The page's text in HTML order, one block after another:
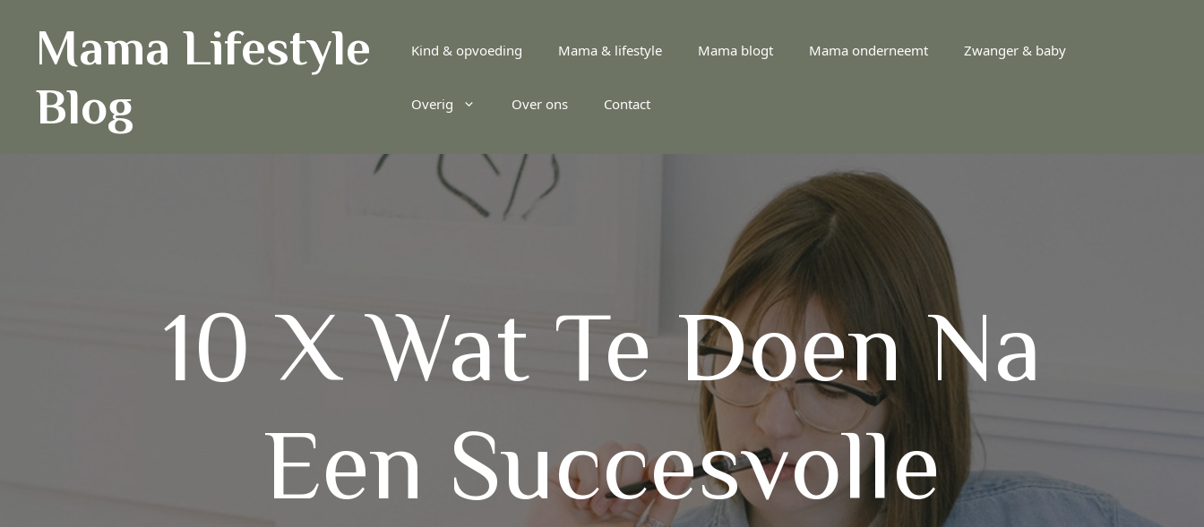
Mama Lifestyle
Blog
Kind & opvoeding Mama & lifestyle Mama blogt Mama onderneemt Zwanger & baby
Overig Over ons Contact
10 X Wat Te Doen Na
Een Succesvolle